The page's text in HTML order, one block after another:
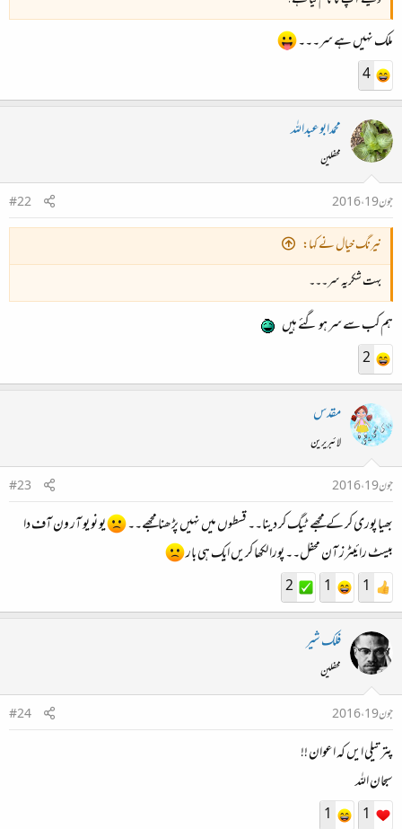
ملک نہیں ہے سر۔۔۔
4
محمدابوعبداللہ
محفلین
جون 19، 2016
#22
نیرنگ خیال نے کہا:
بہت شکریہ سر۔۔۔
ہم کب سے سر ہو گئے ہیں
2
مقدس
لائبریرین
جون 19، 2016
#23
بھیا پوری کر کے مجھے ٹیگ کر دینا۔۔ قسطوں میں نہیں پڑھنا مجھے۔۔
یو نو یو آر ون آف دا
بیسٹ رائیٹرز آن محفل۔۔ پورا لکھا کریں ایک ہی بار
1
1
2
فلک شیر
محفلین
جون 19، 2016
#24
پتر تیلی ایں کہ اعوان !!
سبحان اللہ
1
1